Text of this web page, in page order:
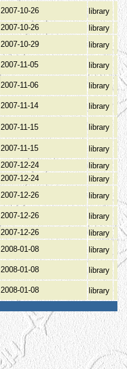
2007-10-26
library
2007-10-26
library
2007-10-29 library
2007-11-05 library
2007-11-06 library
2007-11-14 library
2007-11-15 library
2007-11-15
library
2007-12-24
library
2007-12-24
library
2007-12-26 library
2007-12-26
library
2007-12-26
library
2008-01-08 library
2008-01-08 library
2008-01-08
library